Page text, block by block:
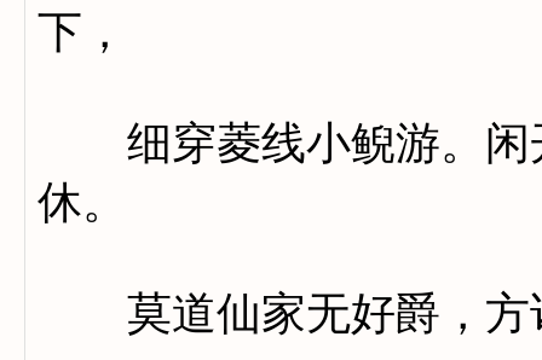
下，
细穿菱线小鲵游。闲
休。
莫道仙家无好爵，方